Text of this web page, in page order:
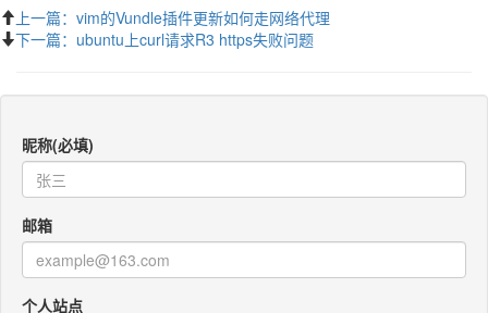
上一篇：vim的Vundle插件更新如何走网络代理
下一篇：ubuntu上curl请求R3 https失败问题
昵称(必填)
邮箱
个人站点